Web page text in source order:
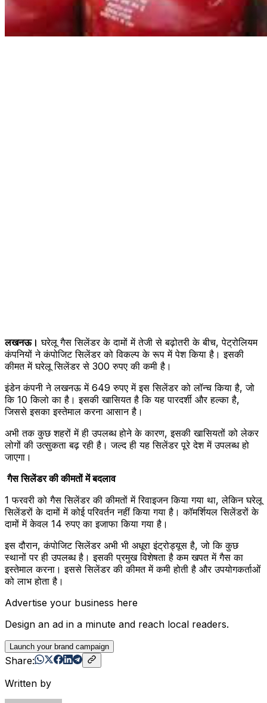
लखनऊ। घरेलू गैस सिलेंडर के दामों में तेजी से बढ़ोतरी के बीच, पेट्रोलियम
कंपनियों ने कंपोजिट सिलेंडर को विकल्प के रूप में पेश किया है। इसकी
कीमत में घरेलू सिलेंडर से 300 रुपए की कमी है।
इंडेन कंपनी ने लखनऊ में 649 रुपए में इस सिलेंडर को लॉन्च किया है, जो
कि 10 किलो का है। इसकी खासियत है कि यह पारदर्शी और हल्का है,
जिससे इसका इस्तेमाल करना आसान है।
अभी तक कुछ शहरों में ही उपलब्ध होने के कारण, इसकी खासियतों को लेकर
लोगों की उत्सुकता बढ़ रही है। जल्द ही यह सिलेंडर पूरे देश में उपलब्ध हो
जाएगा।
गैस सिलेंडर की कीमतों में बदलाव
1 फरवरी को गैस सिलेंडर की कीमतों में रिवाइजन किया गया था, लेकिन घरेलू
सिलेंडरों के दामों में कोई परिवर्तन नहीं किया गया है। कॉमर्शियल सिलेंडरों के
दामों में केवल 14 रुपए का इजाफा किया गया है।
इस दौरान, कंपोजिट सिलेंडर अभी भी अधूरा इंट्रोड्यूस है, जो कि कुछ
स्थानों पर ही उपलब्ध है। इसकी प्रमुख विशेषता है कम खपत में गैस का
इस्तेमाल करना। इससे सिलेंडर की कीमत में कमी होती है और उपयोगकर्ताओं
को लाभ होता है।
Advertise your business here
Design an ad in a minute and reach local readers.
Launch your brand campaign
Share:
Written by